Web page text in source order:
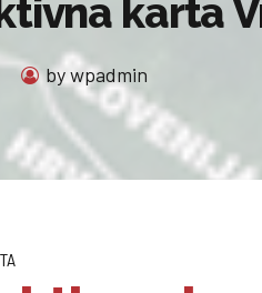
karta
by wpadmin